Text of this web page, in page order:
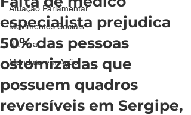
Atuação Parlamentar
Movimentos Sociais
Na Rua
Mandata em Ação
especialista prejudica
50% das pessoas
ostomizadas que
possuem quadros
reversíveis em Sergipe,